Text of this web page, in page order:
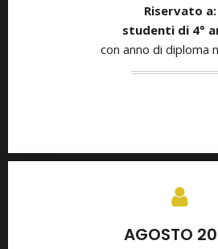
Riservato a:
studenti di 4°
con anno di diploma
AGOSTO